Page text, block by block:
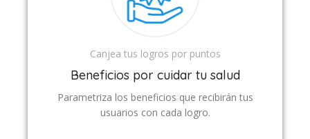
Canjea tus logros por puntos
Beneficios por cuidar tu salud
Parametriza los beneficios que recibirán tus
usuarios con cada logro.